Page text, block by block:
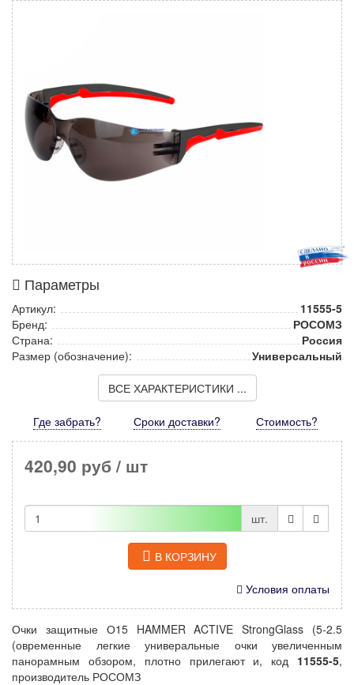
Параметры
Артикул:
11555-5
Бренд:
РОСОМЗ
Страна:
Россия
Размер (обозначение):
Универсальный
ВСЕ ХАРАКТЕРИСТИКИ ...
Где забрать? Сроки доставки? Стоимость?
420,90 руб / шт
шт.
В КОРЗИНУ
Условия оплаты
Очки защитные О15 HAMMER ACTIVE StrongGlass (5-2.5
(овременные легкие универальные очки увеличенным
панорамным обзором, плотно прилегают и, код 11555-5,
производитель РОСОМЗ